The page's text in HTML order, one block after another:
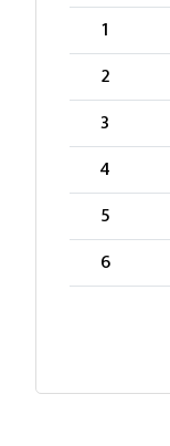
1
2
3
4
5
6